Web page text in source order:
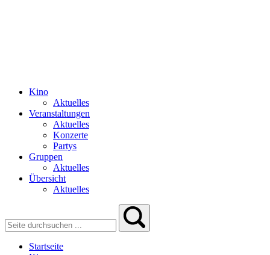
Kino
Aktuelles
Veranstaltungen
Aktuelles
Konzerte
Partys
Gruppen
Aktuelles
Übersicht
Aktuelles
Startseite